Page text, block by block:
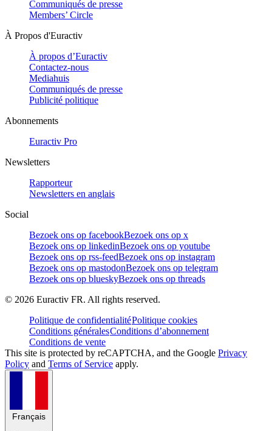
Communiqués de presse
Members’ Circle
À Propos d'Euractiv
À propos d’Euractiv
Contactez-nous
Mediahuis
Communiqués de presse
Publicité politique
Abonnements
Euractiv Pro
Newsletters
Rapporteur
Newsletters en anglais
Social
Bezoek ons op facebookBezoek ons op x
Bezoek ons op linkedinBezoek ons op youtube
Bezoek ons op rss-feedBezoek ons op instagram
Bezoek ons op mastodonBezoek ons op telegram
Bezoek ons op blueskyBezoek ons op threads
© 2026 Euractiv FR. All rights reserved.
Politique de confidentialitéPolitique cookies
Conditions généralesConditions d’abonnement
Conditions de vente
This site is protected by reCAPTCHA, and the Google Privacy
Policy and Terms of Service apply.
Français